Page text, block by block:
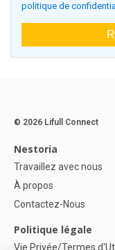
politique de
© 2026 Lifull Connect
Nestoria
Travaillez avec nous
À propos
Contactez-Nous
Politique légale
Vie Privée/Termes